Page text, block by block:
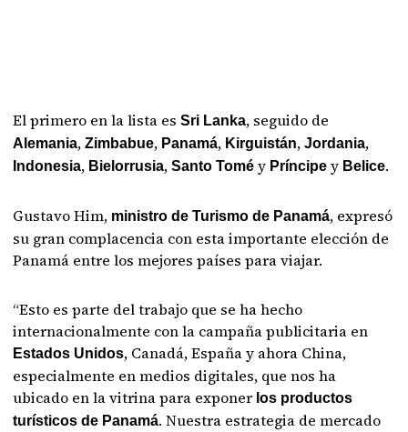
El primero en la lista es Sri Lanka, seguido de
Alemania,Zimbabue, Panamá, Kirguistán,Jordania,
Indonesia, Bielorrusia,Santo Tomé y Príncipe y Belice.
Gustavo Him, ministro de Turismo de Panamá, expresó
su gran complacencia con esta importante elección de
Panamá entre los mejores países para viajar.
“Esto es parte del trabajo que se ha hecho
internacionalmente con la campaña publicitaria en
Estados Unidos, Canadá, España y ahora China,
especialmente en medios digitales, que nos ha
ubicado en la vitrina para exponer los productos
turísticos de Panamá. Nuestra estrategia de mercado